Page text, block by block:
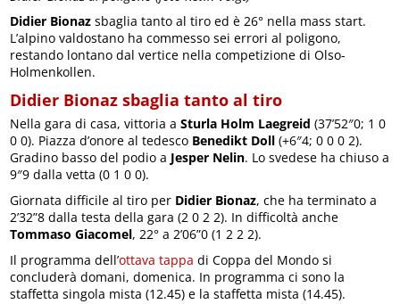
Didier Bionaz sbaglia tanto al tiro ed è 26° nella mass start.
L’alpino valdostano ha commesso sei errori al poligono,
restando lontano dal vertice nella competizione di Olso-
Holmenkollen.
Didier Bionaz sbaglia tanto al tiro
Nella gara di casa, vittoria aSturla Holm Laegreid (37’52″0; 1 0
0 0). Piazza d’onore al tedesco Benedikt Doll (+6″4; 0 0 0 2).
Gradino basso del podio a Jesper Nelin. Lo svedese ha chiuso a
9″9 dalla vetta (0 1 0 0).
Giornata difficile al tiro per Didier Bionaz, che ha terminato a
2’32”8 dalla testa della gara (2 0 2 2). In difficoltà anche
Tommaso Giacomel, 22° a 2’06”0 (1 2 2 2).
Il programma dell’ottava tappa di Coppa del Mondo si
concluderà domani, domenica. In programma ci sono la
staffetta singola mista (12.45) e la staffetta mista (14.45).